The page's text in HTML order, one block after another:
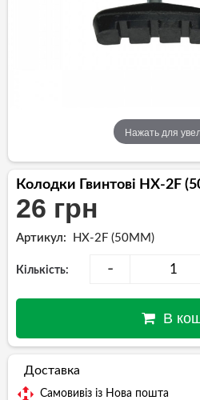
Нажать для
Колодки Гвинтові HX-2F
26 грн
Артикул: HX-2F (50MM)
Кількість: -
В
Доставка
Самовивіз із Нова пошта